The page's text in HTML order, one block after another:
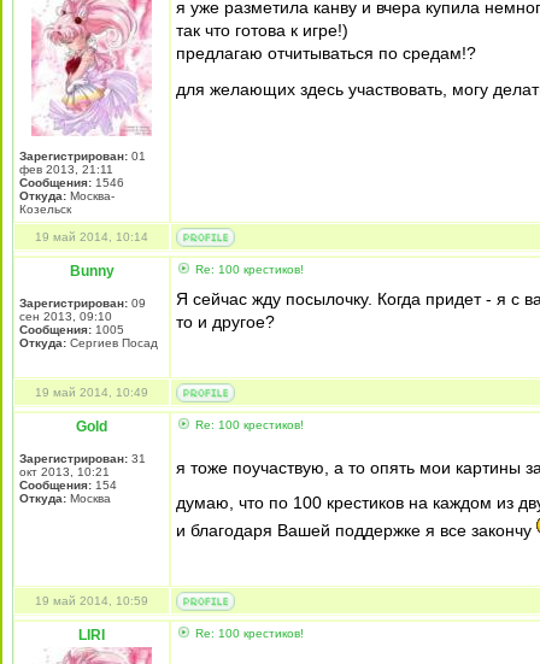
Зарегистрирован: 01
фев 2013, 21:11
Сообщения: 1546
Откуда: Москва-
Козельск
я уже разметила канву и вчера купила
так что готова к игре!)
предлагаю отчитываться по средам!?
для желающих здесь участвовать, могу
19 май 2014, 10:14
Bunny
Зарегистрирован: 09
сен 2013, 09:10
Сообщения: 1005
Откуда: Сергиев Посад
Re: 100 крестиков!
Я сейчас жду посылочку. Когда придет - я с
то и другое?
19 май 2014, 10:49
Gold
Зарегистрирован: 31
окт 2013, 10:21
Сообщения: 154
Откуда: Москва
Re: 100 крестиков!
я тоже поучаствую, а то опять мои картины
думаю, что по 100 крестиков на каждом из
и благодаря Вашей поддержке я все закончу
19 май 2014, 10:59
LIRI Re: 100 крестиков!